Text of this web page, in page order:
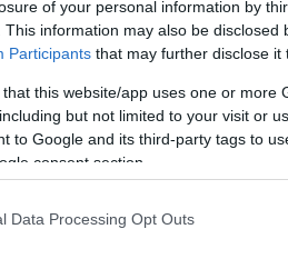
of your personal information by
This information may also be disclosed
Participants that may further disclose it
that this website/app uses one or more
but not limited to your visit or
to Google and its third-party tags to
consent section.
Data Processing Opt Outs
di una serie: la dicitura
a temi più complessi
i promotori, una
che lascia spazio a
mantiene
e progressiva.